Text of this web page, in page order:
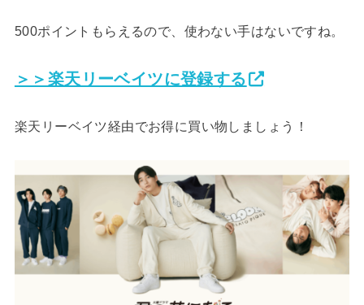
500ポイントもらえるので、使わない手はないですね。
＞＞楽天リーベイツに登録する
楽天リーベイツ経由でお得に買い物しましょう！